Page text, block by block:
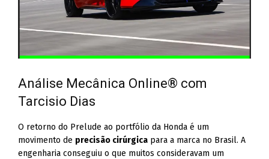
Análise Mecânica Online® com
Tarcisio Dias
O retorno do Prelude ao portfólio da Honda é um
movimento de precisão cirúrgica para a marca no Brasil. A
engenharia conseguiu o que muitos consideravam um